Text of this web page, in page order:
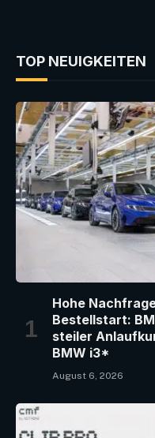
TOP NEUIGKEITEN
Hohe
Bestellstart:
steiler
BMW i3*
August 6, 2026